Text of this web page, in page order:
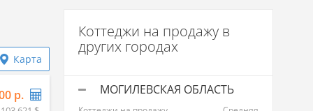
Карта
р.
Коттеджи на продажу в
других городах
МОГИЛЕВСКАЯ ОБЛАСТЬ